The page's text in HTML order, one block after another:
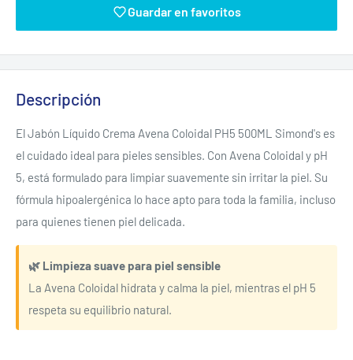
Guardar en favoritos
Descripción
El Jabón Líquido Crema Avena Coloidal PH5 500ML Simond's es
el cuidado ideal para pieles sensibles. Con Avena Coloidal y pH
5, está formulado para limpiar suavemente sin irritar la piel. Su
fórmula hipoalergénica lo hace apto para toda la familia, incluso
para quienes tienen piel delicada.
🌿 Limpieza suave para piel sensible
La Avena Coloidal hidrata y calma la piel, mientras el pH 5
respeta su equilibrio natural.